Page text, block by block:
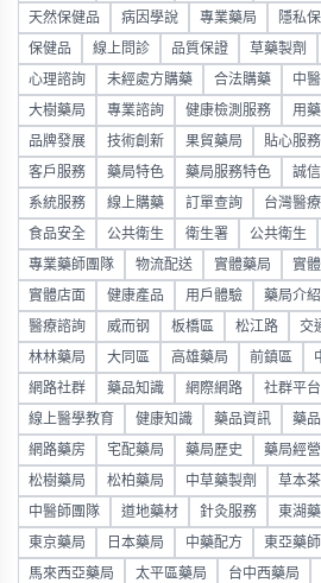
天然保健品 病因學說 專業藥局 隱私
保健品 線上問診 品質保證 草藥製劑
心理諮詢 未經處方購藥 合法購藥 中
大樹藥局 專業諮詢 健康檢測服務 用
品牌發展 技術創新 果貿藥局 貼心服務
客戶服務 藥局特色 藥局服務特色 誠
系統服務 線上購藥 訂單查詢 台灣醫
食品安全 公共衛生 衛生署 公共衛生
專業藥師團隊 物流配送 實體藥局 實
實體店面 健康產品 用戶體驗 藥局介紹
醫療諮詢 威而钢 板橋區 松江路 交
林林藥局 大同區 高雄藥局 前鎮區
網路社群 藥品知識 網際網路 社群平台
線上醫學教育 健康知識 藥品資訊 藥
網路藥房 宅配藥局 藥局歷史 藥局經營
松樹藥局 松柏藥局 中草藥製劑 草本
中醫師團隊 道地藥材 針灸服務 東湖
東京藥局 日本藥局 中藥配方 東亞藥
馬來西亞藥局 太平區藥局 台中西藥局